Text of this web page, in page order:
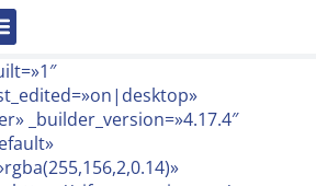
_builder_version=»4.17.4″